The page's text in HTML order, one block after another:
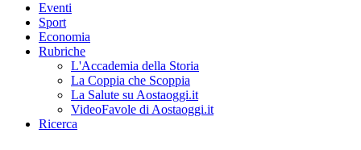
Eventi
Sport
Economia
Rubriche
L'Accademia della Storia
La Coppia che Scoppia
La Salute su Aostaoggi.it
VideoFavole di Aostaoggi.it
Ricerca